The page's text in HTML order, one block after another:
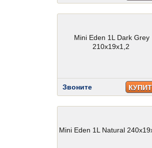
Mini Eden 1L Dark Grey
210x19x1,2
Звоните
Mini Eden 1L Natural